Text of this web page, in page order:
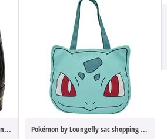
Pokémon by Loungefly sac à dos Mini Ice L... Pokémon by Loungefly sac shopping Bulbasaur